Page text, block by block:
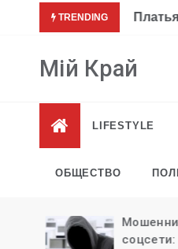
TRENDING
Мій Край
LIFESTYLE
ОБЩЕСТВО
соцсети: